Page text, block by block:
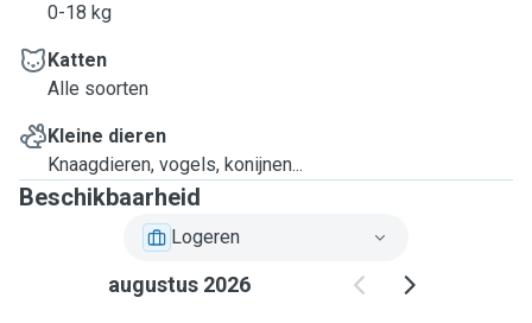
0-18 kg
Katten
Alle soorten
Kleine dieren
Knaagdieren, vogels, konijnen...
Beschikbaarheid
Logeren
augustus 2026